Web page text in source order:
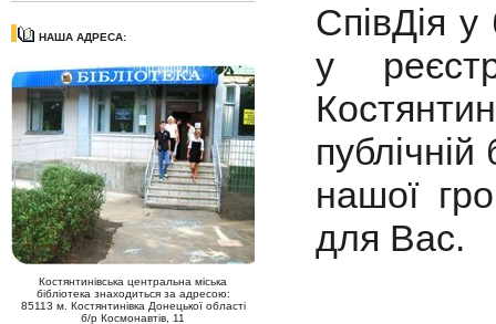
НАША АДРЕСА:
Костянтинівська центральна міська
бібліотека знаходиться за адресою:
85113 м. Костянтинівка Донецької області
б/р Космонавтів, 11
СпівДія у
у
нашої
для Вас.